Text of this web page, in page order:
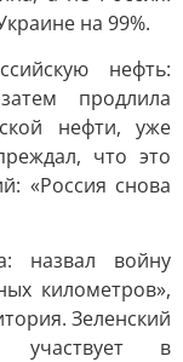
на 99%.
нефть:
продлила
нефти, уже
что это
«Россия снова
назвал войну
километров»,
Зеленский
участвует в